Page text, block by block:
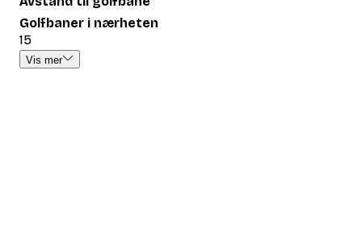
Golfbaner i nærheten
15
Vis mer